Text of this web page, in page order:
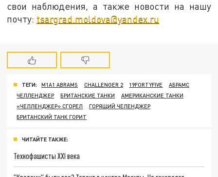
свои наблюдения, а также новости на нашу
почту: tsargrad.moldova@yandex.ru
ТЕГИ: M1A1 ABRAMS CHALLENGER 2 19FORTYFIVE
АБРАМС
ЧЕЛЛЕНДЖЕР
БРИТАНСКИЕ ТАНКИ
АМЕРИКАНСКИЕ ТАНКИ
«ЧЕЛЛЕНДЖЕР» СГОРЕЛ
ГОРЯЩИЙ ЧЕЛЕНДЖЕР
БРИТАНСКИЙ ТАНК ГОРИТ
ЧИТАЙТЕ ТАКЖЕ:
Технофашисты XXI века